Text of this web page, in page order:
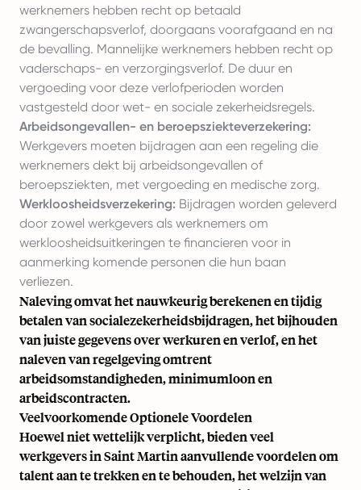
werknemers hebben recht op betaald
zwangerschapsverlof, doorgaans voorafgaand en na
de bevalling. Mannelijke werknemers hebben recht op
vaderschaps- en verzorgingsverlof. De duur en
vergoeding voor deze verlofperioden worden
vastgesteld door wet- en sociale zekerheidsregels.
Arbeidsongevallen- en beroepsziekteverzekering:
Werkgevers moeten bijdragen aan een regeling die
werknemers dekt bij arbeidsongevallen of
beroepsziekten, met vergoeding en medische zorg.
Werkloosheidsverzekering: Bijdragen worden geleverd
door zowel werkgevers als werknemers om
werkloosheidsuitkeringen te financieren voor in
aanmerking komende personen die hun baan
verliezen.
Naleving omvat het nauwkeurig berekenen en tijdig
betalen van socialezekerheidsbijdragen, het bijhouden
van juiste gegevens over werkuren en verlof, en het
naleven van regelgeving omtrent
arbeidsomstandigheden, minimumloon en
arbeidscontracten.
Veelvoorkomende Optionele Voordelen
Hoewel niet wettelijk verplicht, bieden veel
werkgevers in Saint Martin aanvullende voordelen om
talent aan te trekken en te behouden, het welzijn van